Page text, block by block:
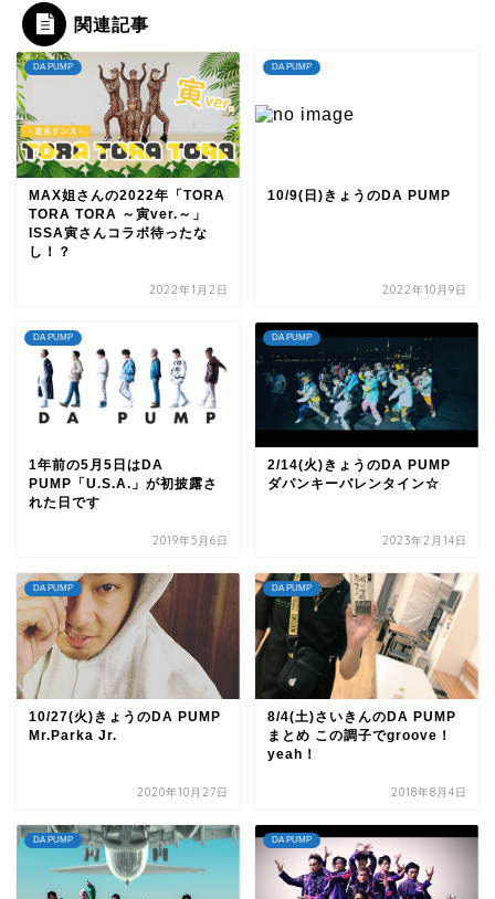
関連記事
DA PUMP
MAX姐さんの2022年「TORA
TORA TORA ～寅ver.～」
ISSA寅さんコラボ待ったな
し！？
2022年1月2日
DA PUMP
10/9(日)きょうのDA PUMP
2022年10月9日
DA PUMP
1年前の5月5日はDA
PUMP「U.S.A.」が初披露さ
れた日です
2019年5月6日
DA PUMP
2/14(火)きょうのDA PUMP
ダパンキーバレンタイン☆
2023年2月14日
DA PUMP
10/27(火)きょうのDA PUMP
Mr.Parka Jr.
2020年10月27日
DA PUMP
8/4(土)さいきんのDA PUMP
まとめ この調子でgroove！
yeah！
2018年8月4日
DA PUMP DA PUMP